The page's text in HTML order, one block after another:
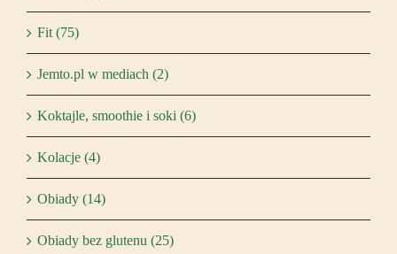
Fit (75)
Jemto.pl w mediach (2)
Koktajle, smoothie i soki (6)
Kolacje (4)
Obiady (14)
Obiady bez glutenu (25)